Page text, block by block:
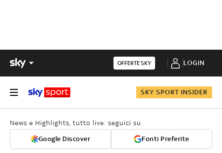
OFFERTE SKY LOGIN
SKY SPORT INSIDER
News e Highlights, tutto live: seguici su
Google Discover Fonti Preferite